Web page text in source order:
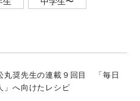
丸奨先生の連載９回目 「毎日
」へ向けたレシピ